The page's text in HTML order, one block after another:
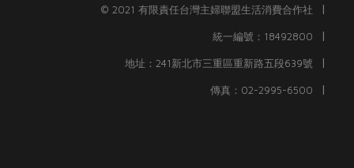
© 2021 有限責任台灣主婦聯盟生活消費合作社 |
統一編號：18492800 |
地址：241新北市三重區重新路五段639號 |
傳真：02-2995-6500 |